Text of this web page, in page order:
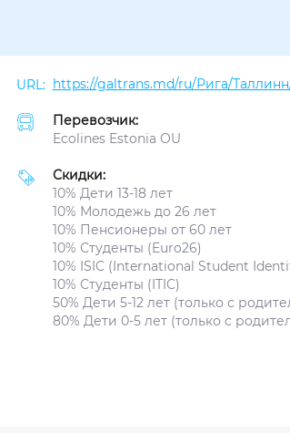
https://galtrans.md/ru/Рига/
Перевозчик:
Ecolines Estonia OU
Скидки:
10% Дети 13-18 лет
10% Молодежь до 26 лет
10% Пенсионеры от 60 лет
10% Студенты (Euro26)
10% ISIC (International Student
10% Студенты (ITIC)
50% Дети 5-12 лет (только с
80% Дети 0-5 лет (только с